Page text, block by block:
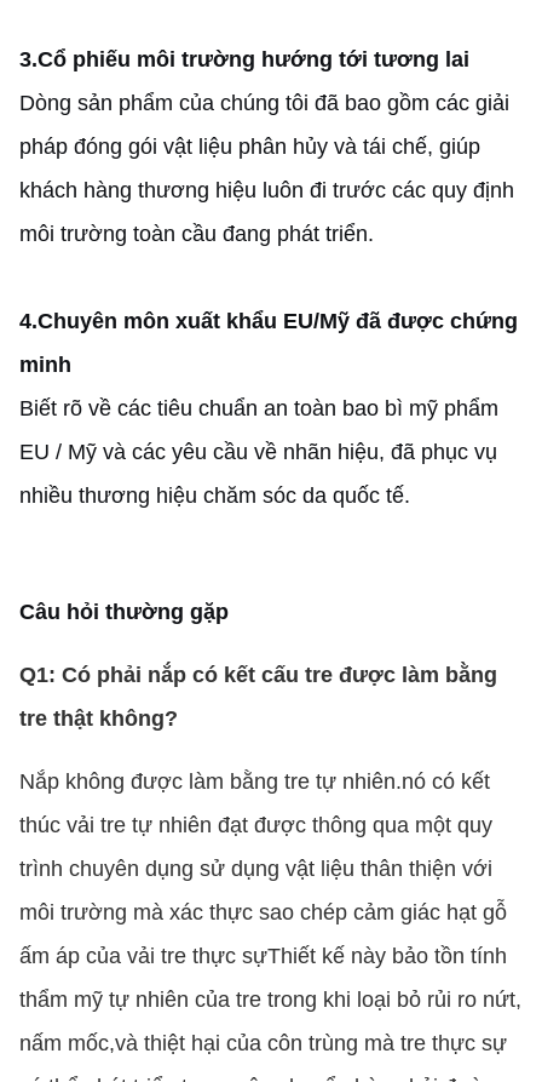
3.Cổ phiếu môi trường hướng tới tương lai
Dòng sản phẩm của chúng tôi đã bao gồm các giải
pháp đóng gói vật liệu phân hủy và tái chế, giúp
khách hàng thương hiệu luôn đi trước các quy định
môi trường toàn cầu đang phát triển.
4.Chuyên môn xuất khẩu EU/Mỹ đã được chứng
minh
Biết rõ về các tiêu chuẩn an toàn bao bì mỹ phẩm
EU / Mỹ và các yêu cầu về nhãn hiệu, đã phục vụ
nhiều thương hiệu chăm sóc da quốc tế.
Câu hỏi thường gặp
Q1: Có phải nắp có kết cấu tre được làm bằng
tre thật không?
Nắp không được làm bằng tre tự nhiên.nó có kết
thúc vải tre tự nhiên đạt được thông qua một quy
trình chuyên dụng sử dụng vật liệu thân thiện với
môi trường mà xác thực sao chép cảm giác hạt gỗ
ấm áp của vải tre thực sựThiết kế này bảo tồn tính
thẩm mỹ tự nhiên của tre trong khi loại bỏ rủi ro nứt,
nấm mốc,và thiệt hại của côn trùng mà tre thực sự